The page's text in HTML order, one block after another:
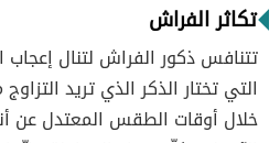
تكاثر الفراش
تتنافس ذكور الفراش لتنال إعجاب
التي تختار الذكر الذي تريد
خلال أوقات الطقس المعتدل عن